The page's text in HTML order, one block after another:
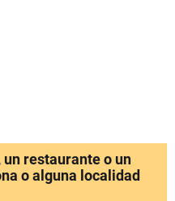
un restaurante o un
o alguna localidad